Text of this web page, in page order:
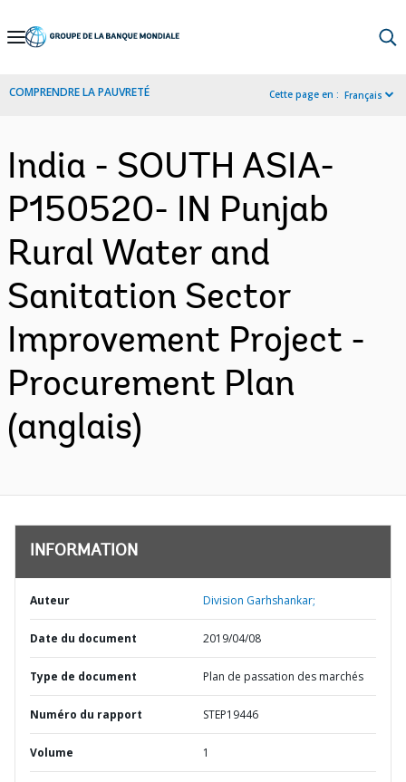
Skip
Navigation
COMPRENDRE LA PAUVRETÉ Cette page en : Français
India - SOUTH ASIA-
P150520- IN Punjab
Rural Water and
Sanitation Sector
Improvement Project -
Procurement Plan
(anglais)
INFORMATION
Auteur Division Garhshankar;
Date du document 2019/04/08
Type de document Plan de passation des marchés
Numéro du rapport STEP19446
Volume 1